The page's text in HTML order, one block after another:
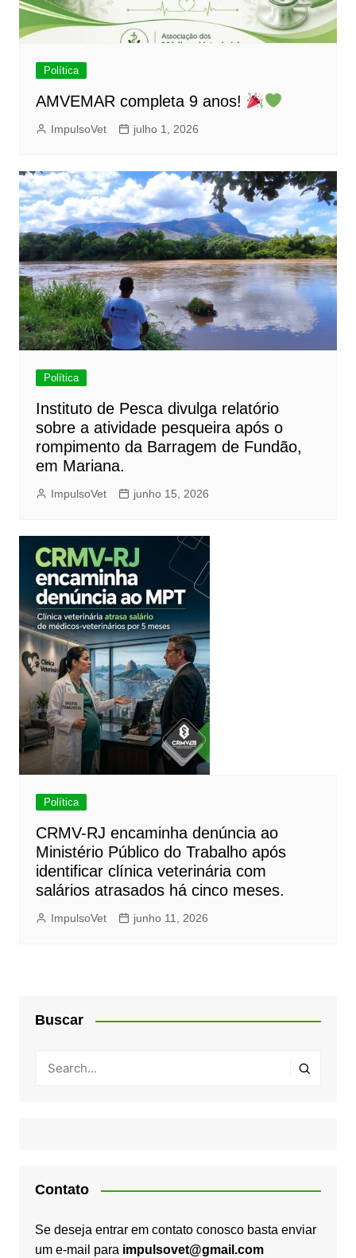
Política
AMVEMAR completa 9 anos!
ImpulsoVet julho 1, 2026
Política
Instituto de Pesca divulga relatório
sobre a atividade pesqueira após o
rompimento da Barragem de Fundão,
em Mariana.
ImpulsoVet junho 15, 2026
Política
CRMV-RJ encaminha denúncia ao
Ministério Público do Trabalho após
identificar clínica veterinária com
salários atrasados há cinco meses.
ImpulsoVet junho 11, 2026
Buscar
Contato
Se deseja entrar em contato conosco basta enviar
um e-mail para impulsovet@gmail.com